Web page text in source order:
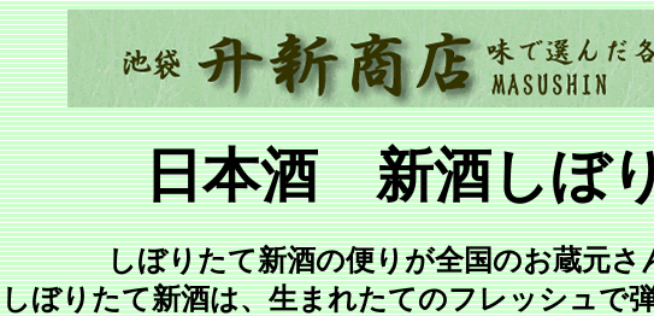
日本酒 新酒しぼ
しぼりたて新酒の便りが全国のお蔵元
しぼりたて新酒は、生まれたてのフレッシュで